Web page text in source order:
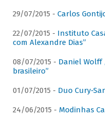
29/07/2015 - Carlos
22/07/2015 - Instituto
com Alexandre Dias”
08/07/2015 - Daniel Wolff
brasileiro”
01/07/2015 - Duo Cury-
24/06/2015 - Modinhas